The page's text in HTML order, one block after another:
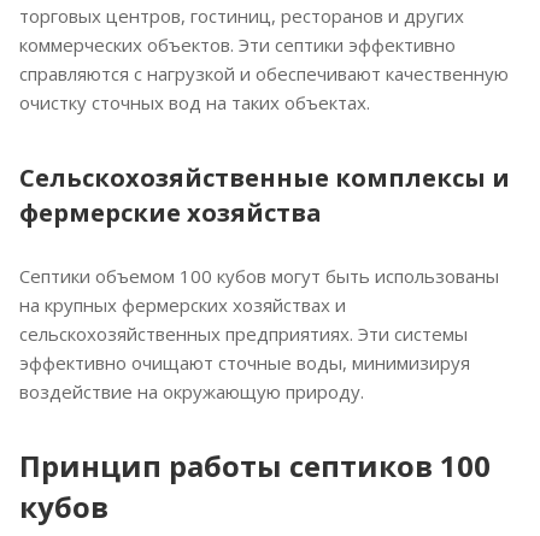
торговых центров, гостиниц, ресторанов и других
коммерческих объектов. Эти септики эффективно
справляются с нагрузкой и обеспечивают качественную
очистку сточных вод на таких объектах.
Сельскохозяйственные комплексы и
фермерские хозяйства
Септики объемом 100 кубов могут быть использованы
на крупных фермерских хозяйствах и
сельскохозяйственных предприятиях. Эти системы
эффективно очищают сточные воды, минимизируя
воздействие на окружающую природу.
Принцип работы септиков 100
кубов